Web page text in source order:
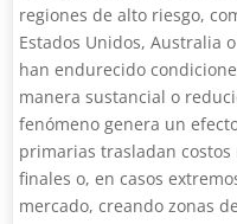
regiones de alto riesgo,
Estados Unidos, Australia
han endurecido
manera sustancial o
fenómeno genera un
primarias trasladan costos
finales o, en casos
mercado, creando zonas